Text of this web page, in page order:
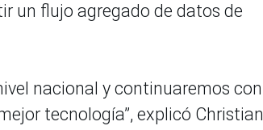
un flujo agregado de datos de
nacional y continuaremos con
tecnología”, explicó Christian